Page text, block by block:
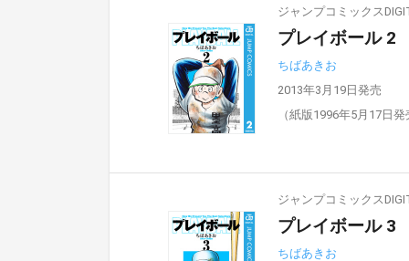
ジャンプコミックス
プレイボール 2
ちばあきお
2013年3月19日発売
（紙版1996年5月17日発
ジャンプコミックス
プレイボール 3
ちばあきお